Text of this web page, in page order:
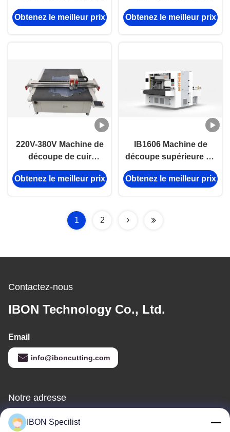
personnalisée. Machine
de coupe industrielle
Obtenez le meilleur prix
tête | Coupe-cuir CNC
automatique en cuir
Obtenez le meilleur prix
220V-380V Machine de
découpe de cuir
authentique avec taille
de travail de 1600 mm x
caméra haute résolution
Obtenez le meilleur prix
IB1606 Machine de
découpe supérieure de
chaussures avec zone
de travail de 1600*600
multicouche
Obtenez le meilleur prix
1 2
Contactez-nous
IBON Technology Co., Ltd.
Email
info@iboncutting.com
Notre adresse
Adresse
IBON Specilist